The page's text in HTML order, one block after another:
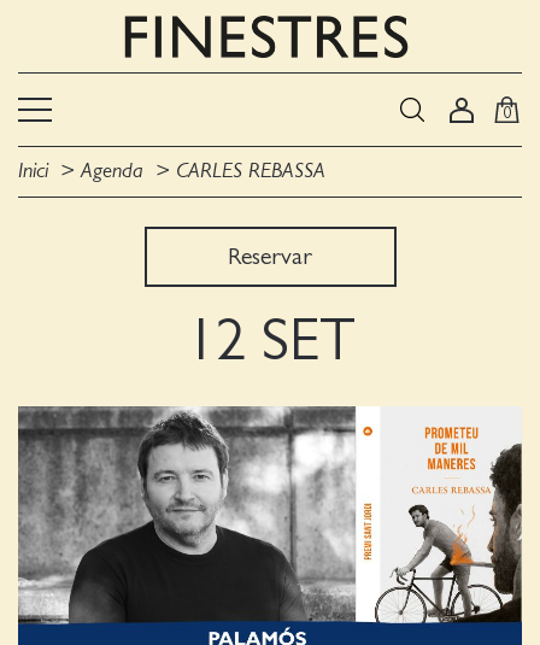
0
Inici Agenda CARLES REBASSA
12 SET
Reservar